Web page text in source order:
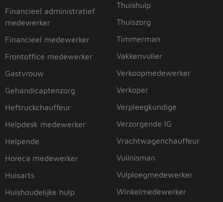
Financieel administratief
medewerker
Financieel medewerker
Frontoffice medewerker
Gastvrouw
Gehandicaptenzorg
Heftruckchauffeur
Helpdesk medewerker
Helpende
Horeca medewerker
Huisarts
Huishoudelijke hulp
Thuishulp
Thuiszorg
Timmerman
Vakkenvuller
Verkoopmedewerker
Verkoper
Verpleegkundige
Verzorgende IG
Vrachtwagenchauffeur
Vuilnisman
Vulploegmedewerker
Winkelmedewerker